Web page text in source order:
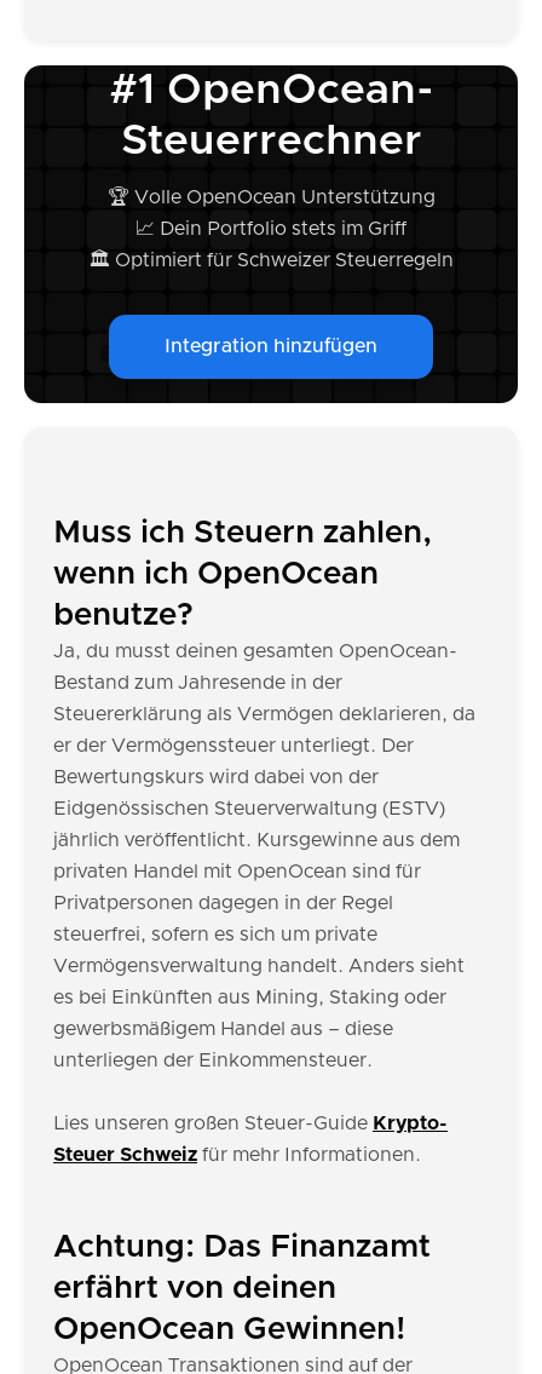
#1 OpenOcean-
Steuerrechner
🏆 Volle OpenOcean Unterstützung
📈 Dein Portfolio stets im Griff
🏛️ Optimiert für Schweizer Steuerregeln
Integration hinzufügen
Muss ich Steuern zahlen,
wenn ich OpenOcean
benutze?
Ja, du musst deinen gesamten OpenOcean-
Bestand zum Jahresende in der
Steuererklärung als Vermögen deklarieren, da
er der Vermögenssteuer unterliegt. Der
Bewertungskurs wird dabei von der
Eidgenössischen Steuerverwaltung (ESTV)
jährlich veröffentlicht. Kursgewinne aus dem
privaten Handel mit OpenOcean sind für
Privatpersonen dagegen in der Regel
steuerfrei, sofern es sich um private
Vermögensverwaltung handelt. Anders sieht
es bei Einkünften aus Mining, Staking oder
gewerbsmäßigem Handel aus – diese
unterliegen der Einkommensteuer.
Lies unseren großen Steuer-Guide Krypto-
Steuer Schweiz für mehr Informationen.
Achtung: Das Finanzamt
erfährt von deinen
OpenOcean Gewinnen!
OpenOcean Transaktionen sind auf der